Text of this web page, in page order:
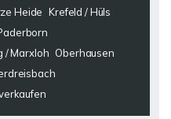
Heide Krefeld / Hüls
/ Marxloh Oberhausen